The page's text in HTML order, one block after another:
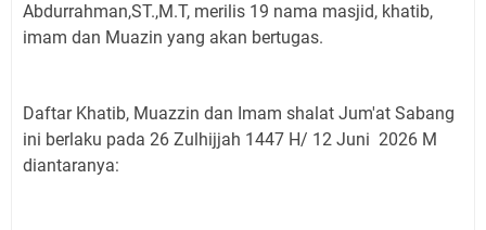
Abdurrahman,ST.,M.T, merilis 19 nama masjid, khatib,
imam dan Muazin yang akan bertugas.
Daftar Khatib, Muazzin dan Imam shalat Jum'at Sabang
ini berlaku pada 26 Zulhijjah 1447 H/ 12 Juni 2026 M
diantaranya: